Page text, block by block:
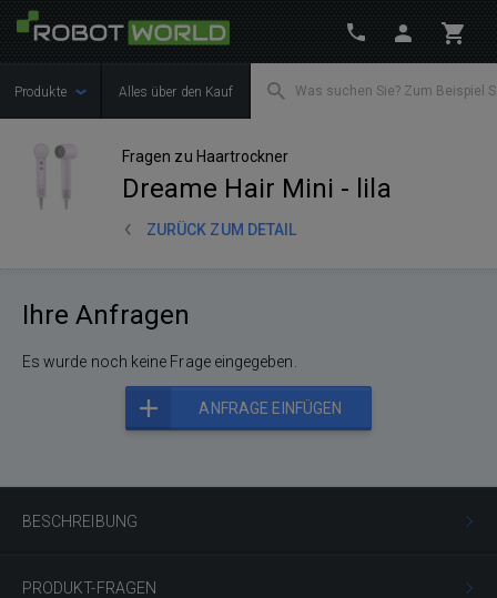
Produkte Alles über den Kauf
Fragen zu Haartrockner
Dreame Hair Mini - lila
ZURÜCK ZUM DETAIL
BESCHREIBUNG
PRODUKT-FRAGEN
Ihre Anfragen
Es wurde noch keine Frage eingegeben.
ANFRAGE EINFÜGEN